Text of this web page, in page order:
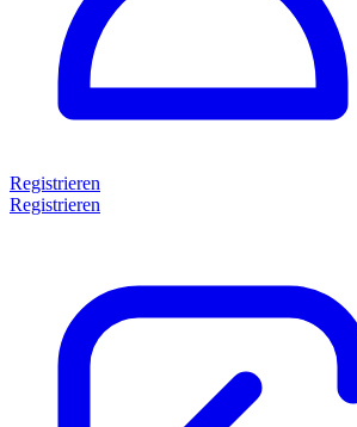
Registrieren
Registrieren